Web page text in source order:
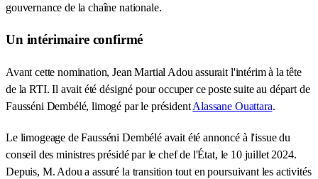
gouvernance de la chaîne nationale.
Un intérimaire confirmé
Avant cette nomination, Jean Martial Adou assurait l'intérim à la tête
de la RTI. Il avait été désigné pour occuper ce poste suite au départ de
Fausséni Dembélé, limogé par le présidentAlassane Ouattara.
Le limogeage de Fausséni Dembélé avait été annoncé à l'issue du
conseil des ministres présidé par le chef de l'État, le 10 juillet 2024.
Depuis, M. Adou a assuré la transition tout en poursuivant les activités